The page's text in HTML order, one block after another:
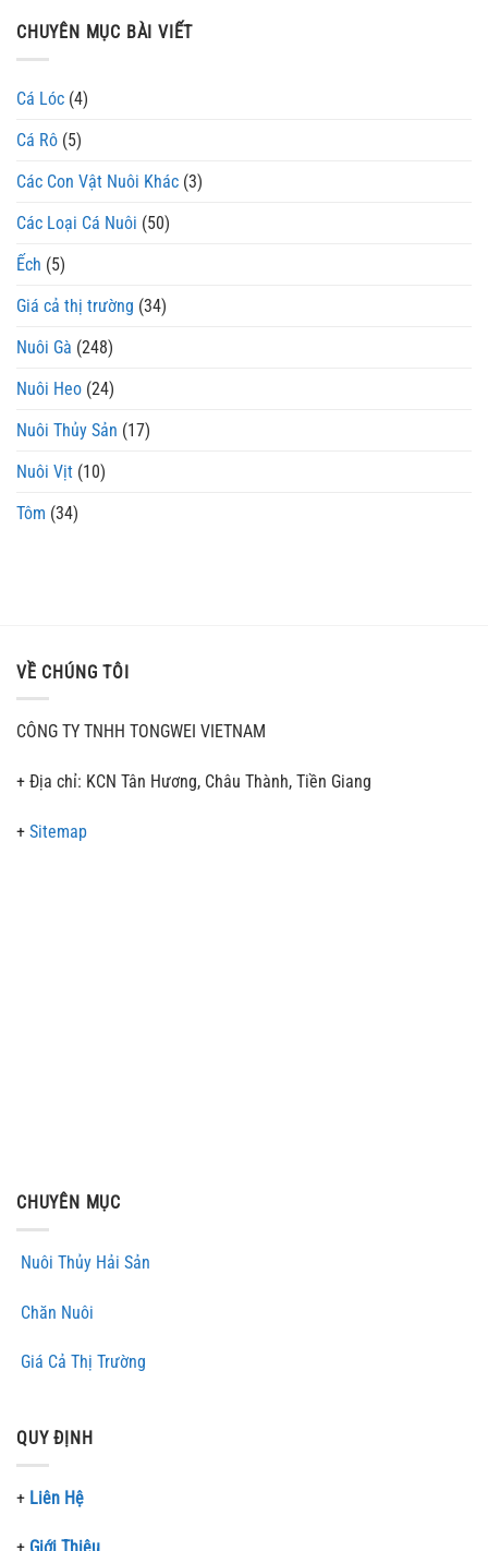
CHUYÊN MỤC BÀI VIẾT
Cá Lóc (4)
Cá Rô (5)
Các Con Vật Nuôi Khác (3)
Các Loại Cá Nuôi (50)
Ếch (5)
Giá cả thị trường (34)
Nuôi Gà (248)
Nuôi Heo (24)
Nuôi Thủy Sản (17)
Nuôi Vịt (10)
Tôm (34)
VỀ CHÚNG TÔI
CÔNG TY TNHH TONGWEI VIETNAM
+ Địa chỉ: KCN Tân Hương, Châu Thành, Tiền Giang
+ Sitemap
CHUYÊN MỤC
Nuôi Thủy Hải Sản
Chăn Nuôi
Giá Cả Thị Trường
QUY ĐỊNH
+ Liên Hệ